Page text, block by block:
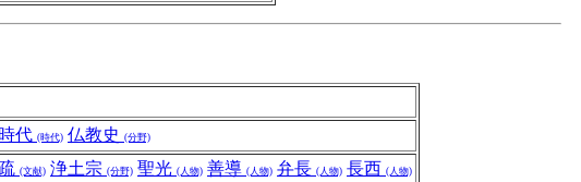
代 (時代) 仏教史 (分野)
(文献) 浄土宗 (分野) 聖光 (人物) 善導 (人物) 弁長 (人物) 長西 (人物)